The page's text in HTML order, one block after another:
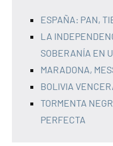
ESPAÑA: PAN,
LA
SOBERANÍA EN
MARADONA,
BOLIVIA
TORMENTA
PERFECTA